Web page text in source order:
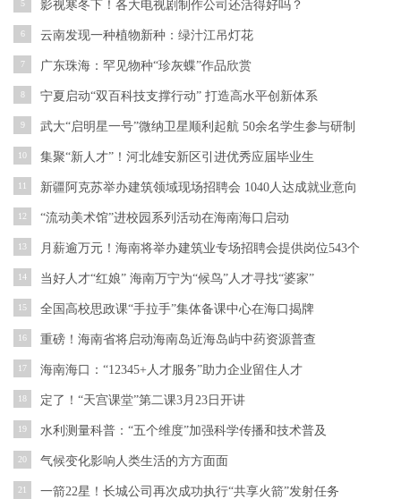
5 影视寒冬下！各大电视剧制作公司还活得好吗？
6 云南发现一种植物新种：绿汁江吊灯花
7 广东珠海：罕见物种“珍灰蝶”作品欣赏
8 宁夏启动“双百科技支撑行动” 打造高水平创新体系
9 武大“启明星一号”微纳卫星顺利起航 50余名学生参与研制
10 集聚“新人才”！河北雄安新区引进优秀应届毕业生
11 新疆阿克苏举办建筑领域现场招聘会 1040人达成就业意向
12 “流动美术馆”进校园系列活动在海南海口启动
13 月薪逾万元！海南将举办建筑业专场招聘会提供岗位543个
14 当好人才“红娘” 海南万宁为“候鸟”人才寻找“婆家”
15 全国高校思政课“手拉手”集体备课中心在海口揭牌
16 重磅！海南省将启动海南岛近海岛屿中药资源普查
17 海南海口：“12345+人才服务”助力企业留住人才
18 定了！“天宫课堂”第二课3月23日开讲
19 水利测量科普：“五个维度”加强科学传播和技术普及
20 气候变化影响人类生活的方方面面
21 一箭22星！长城公司再次成功执行“共享火箭”发射任务